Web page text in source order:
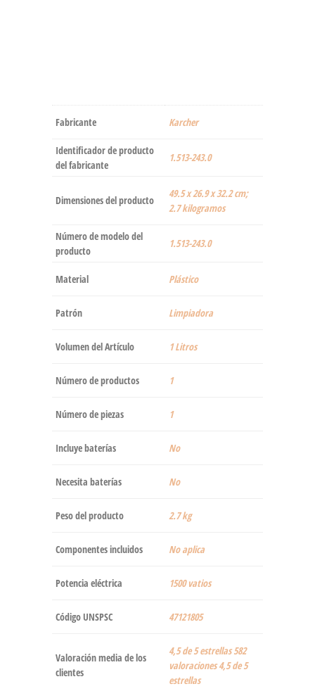
Fabricante ‎Karcher
Identificador de producto
del fabricante
‎1.513-243.0
Dimensiones del producto
‎49.5 x 26.9 x 32.2 cm;
2.7 kilogramos
Número de modelo del
producto
‎1.513-243.0
Material ‎Plástico
Patrón ‎Limpiadora
Volumen del Artículo ‎1 Litros
Número de productos ‎1
Número de piezas ‎1
Incluye baterías ‎No
Necesita baterías ‎No
Peso del producto ‎2.7 kg
Componentes incluidos ‎No aplica
Potencia eléctrica ‎1500 vatios
Código UNSPSC 47121805
Valoración media de los
clientes
4,5 de 5 estrellas 582
valoraciones 4,5 de 5
estrellas